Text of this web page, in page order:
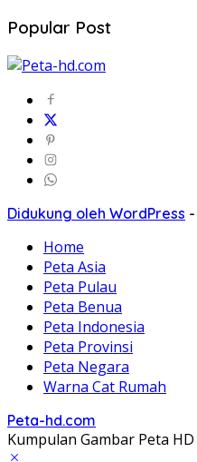
Popular Post
Didukung oleh WordPress -
Home
Peta Asia
Peta Pulau
Peta Benua
Peta Indonesia
Peta Provinsi
Peta Negara
Warna Cat Rumah
Peta-hd.com
Kumpulan Gambar Peta HD